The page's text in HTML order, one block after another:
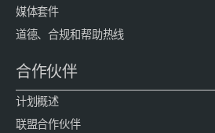
媒体套件
道德、合规和帮助热线
合作伙伴
计划概述
联盟合作伙伴